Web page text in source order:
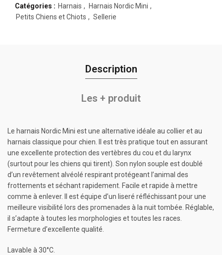
Catégories : Harnais , Harnais Nordic Mini ,
Petits Chiens et Chiots , Sellerie
Description
Les + produit
Le harnais Nordic Mini est une alternative idéale au collier et au
harnais classique pour chien. Il est très pratique tout en assurant
une excellente protection des vertèbres du cou et du larynx
(surtout pour les chiens qui tirent). Son nylon souple est doublé
d’un revêtement alvéolé respirant protégeant l’animal des
frottements et séchant rapidement. Facile et rapide à mettre
comme à enlever. Il est équipe d’un liseré réfléchissant pour une
meilleure visibilité lors des promenades à la nuit tombée. Réglable,
il s’adapte à toutes les morphologies et toutes les races.
Fermeture d’excellente qualité.
Lavable à 30°C.